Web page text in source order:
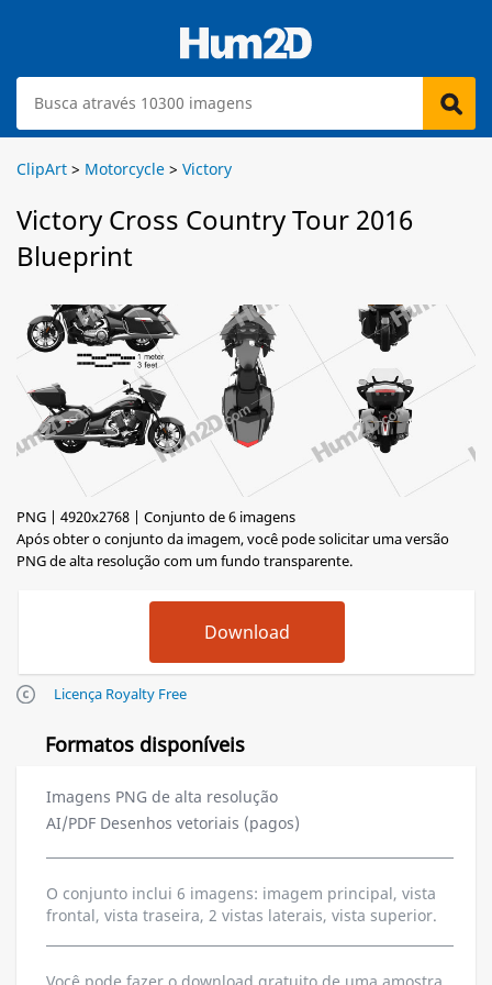
ClipArt > Motorcycle > Victory
Victory Cross Country Tour 2016
Blueprint
PNG | 4920x2768 | Conjunto de 6 imagens
Após obter o conjunto da imagem, você pode solicitar uma versão
PNG de alta resolução com um fundo transparente.
Licença Royalty Free
Formatos disponíveis
Imagens PNG de alta resolução
AI/PDF Desenhos vetoriais (pagos)
O conjunto inclui 6 imagens: imagem principal, vista
frontal, vista traseira, 2 vistas laterais, vista superior.